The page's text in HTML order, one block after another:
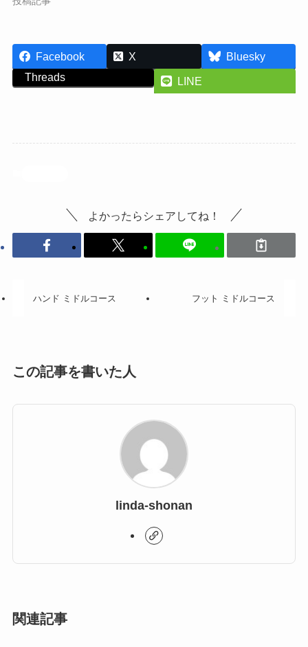
Facebook X
Bluesky
Threads
LINE
よかったらシェアしてね！
ハンド ミドルコース フット ミドルコース
この記事を書いた人
linda-shonan
関連記事